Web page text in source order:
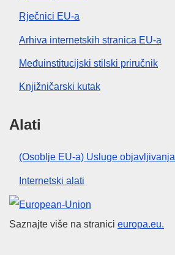
Rječnici EU-a
Arhiva internetskih stranica EU-a
Međuinstitucijski stilski priručnik
Knjižničarski kutak
Alati
(Osoblje EU-a) Usluge objavljivanja
Internetski alati
Europska unija
Saznajte više na stranici europa.eu.